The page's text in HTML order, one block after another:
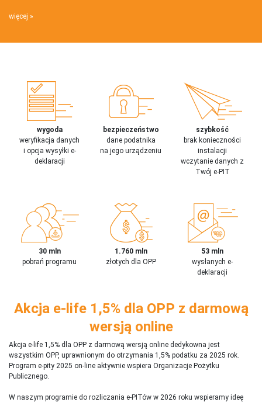
więcej
wygoda
weryfikacja danych
i opcja wysyłki e-
deklaracji
bezpieczeństwo
dane podatnika
na jego urządzeniu
szybkość
brak konieczności
instalacji
wczytanie danych z
Twój e-PIT
30 mln
pobrań programu
1.760 mln
złotych dla OPP
53 mln
wysłanych e-
deklaracji
Akcja e-life 1,5% dla OPP z darmową
wersją online
Akcja e-life 1,5% dla OPP z darmową wersją online dedykowna jest
wszystkim OPP, uprawnionym do otrzymania 1,5% podatku za 2025 rok.
Program e-pity 2025 on-line aktywnie wspiera Organizacje Pożytku
Publicznego.
W naszym programie do rozliczania e-PITów w 2026 roku wspieramy ideę